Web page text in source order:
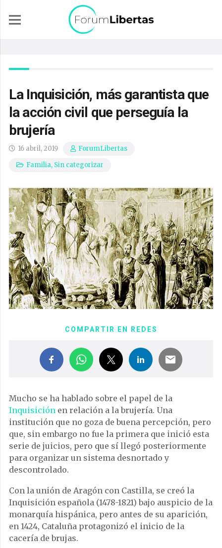
La Inquisición, más garantista que
la acción civil que perseguía la
brujería
16 abril, 2019
ForumLibertas
Familia, Sin categorizar
COMPARTIR EN REDES
Mucho se ha hablado sobre el papel de la
Inquisición en relación a la brujería. Una
institución que no goza de buena percepción, pero
que, sin embargo no fue la primera que inició esta
serie de juicios, pero que sí llegó posteriormente
para organizar un sistema desnortado y
descontrolado.
Con la unión de Aragón con Castilla, se creó la
Inquisición española (1478-1821) bajo auspicio de la
monarquía hispánica, pero antes de su aparición,
en 1424, Cataluña protagonizó el inicio de la
cacería de brujas.